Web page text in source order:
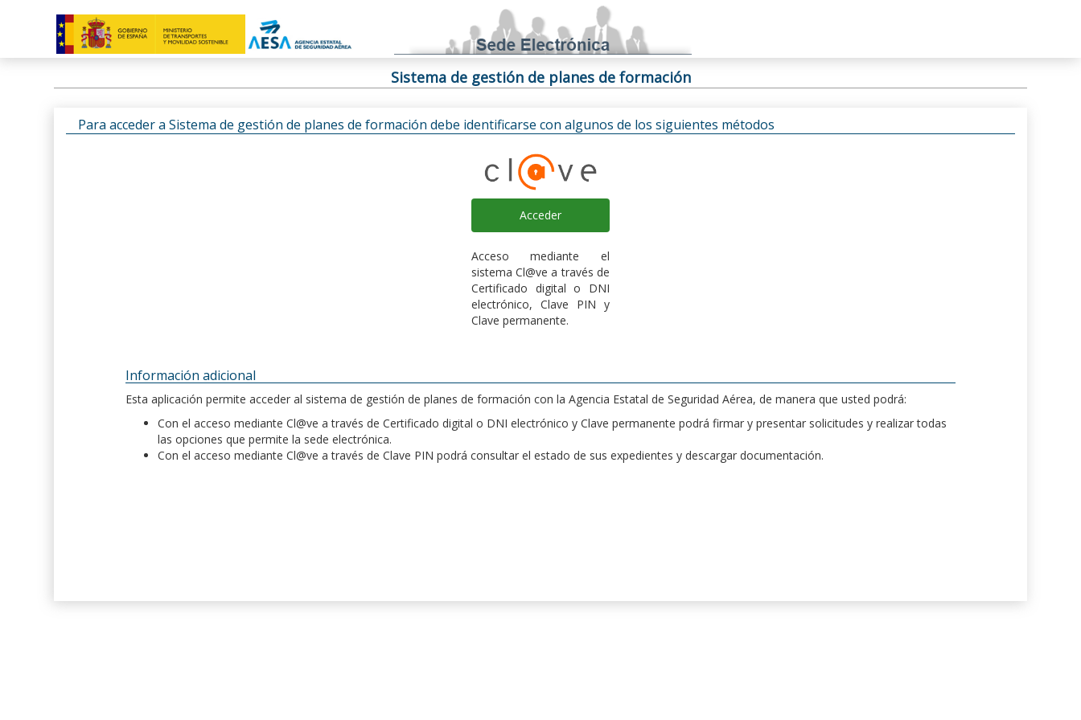
Sistema de gestión de planes de formación
Para acceder a Sistema de gestión de planes de formación debe identificarse con algunos de los siguientes métodos
Acceder
Acceso mediante el
sistema Cl@ve a través de
Certificado digital o DNI
electrónico, Clave PIN y
Clave permanente.
Información adicional
Esta aplicación permite acceder al sistema de gestión de planes de formación con la Agencia Estatal de Seguridad Aérea, de manera que usted podrá:
Con el acceso mediante Cl@ve a través de Certificado digital o DNI electrónico y Clave permanente podrá firmar y presentar solicitudes y realizar todas
las opciones que permite la sede electrónica.
Con el acceso mediante Cl@ve a través de Clave PIN podrá consultar el estado de sus expedientes y descargar documentación.